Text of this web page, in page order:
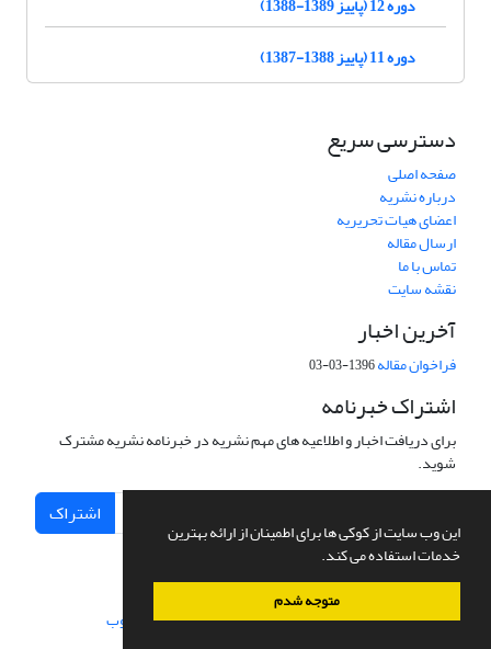
این وب سایت از کوکی ها برای اطمینان از ارائه بهترین
خدمات استفاده می کند.
متوجه شدم
دوره 11 (پاییز 1388-1387)
دسترسی سریع
صفحه اصلی
درباره نشریه
اعضای هیات تحریریه
ارسال مقاله
تماس با ما
نقشه سایت
آخرین اخبار
فراخوان مقاله1396-03-03
اشتراک خبرنامه
برای دریافت اخبار و اطلاعیه های مهم نشریه در خبرنامه نشریه مشترک
شوید.
اشتراک
سامانه مدیریت نشریات علمی.طراحی و پیاده سازی از سیناوب